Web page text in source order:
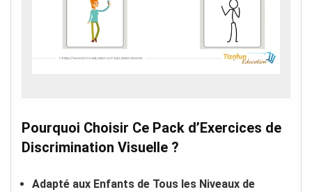
Pourquoi Choisir Ce Pack d’Exercices de
Discrimination Visuelle ?
Adapté aux Enfants de Tous les Niveaux de